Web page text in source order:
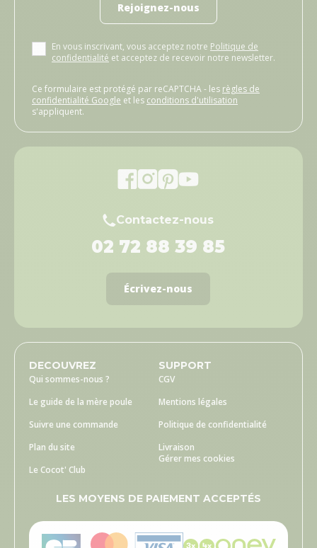
Rejoignez-nous
En vous inscrivant, vous acceptez notre Politique de
confidentialité et acceptez de recevoir notre newsletter.
Ce formulaire est protégé par reCAPTCHA - les règles de
confidentialité Google et les conditions d'utilisation
s'appliquent.
Contactez-nous
02 72 88 39 85
Écrivez-nous
DECOUVREZ
Qui sommes-nous ?
Le guide de la mère poule
Suivre une commande
Plan du site
Le Cocot' Club
SUPPORT
CGV
Mentions légales
Politique de confidentialité
Livraison
Gérer mes cookies
LES MOYENS DE PAIEMENT ACCEPTÉS